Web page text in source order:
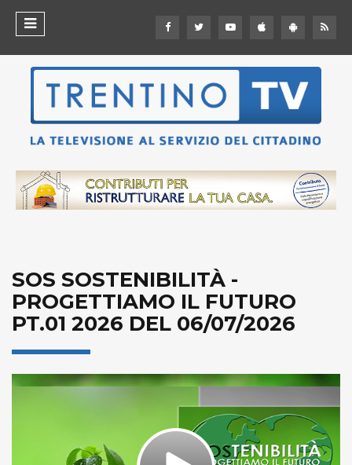
SOS SOSTENIBILITÀ -
PROGETTIAMO IL FUTURO
PT.01 2026 DEL 06/07/2026